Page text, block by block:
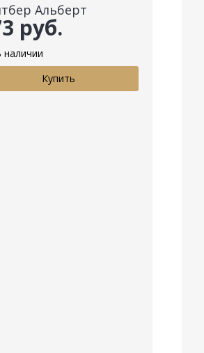
Альберт
руб.
наличии